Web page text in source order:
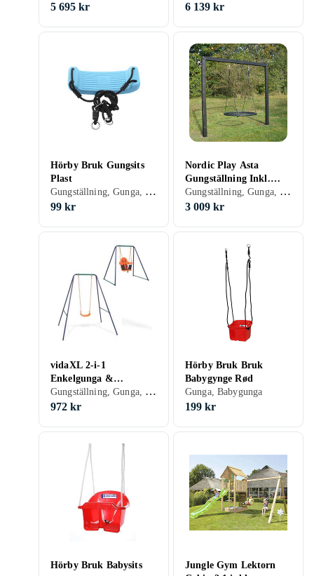
5 695 kr
6 139 kr
Hörby Bruk Gungsits
Plast
Gungställning, Gunga, Plast/Polyester, Trä, Gungsits, 50 kg
99 kr
Nordic Play Asta
Gungställning Inkl.
Rund Gunga
Gungställning, Gunga, Trä
3 009 kr
vidaXL 2-i-1
Enkelgunga &
Barngunga
Gungställning, Gunga, Stål/Järn, Plast/Polyester, Babygunga
972 kr
Hörby Bruk Bruk
Babygynge Rød
Gunga, Babygunga
199 kr
Hörby Bruk Babysits
Jungle Gym Lektorn